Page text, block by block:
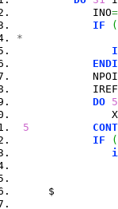
            INO
=
IF
(
*
            IREF
DO 5
5
IF
(
$